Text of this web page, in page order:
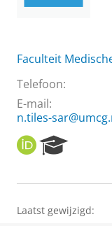
Faculteit
Telefoon:
E-mail:
n.tiles-
O
R
I
e
r
Laatst gewijzigd: